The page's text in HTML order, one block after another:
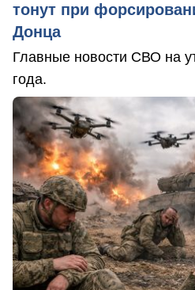
тонут при
Донца
Главные новости СВО на
года.